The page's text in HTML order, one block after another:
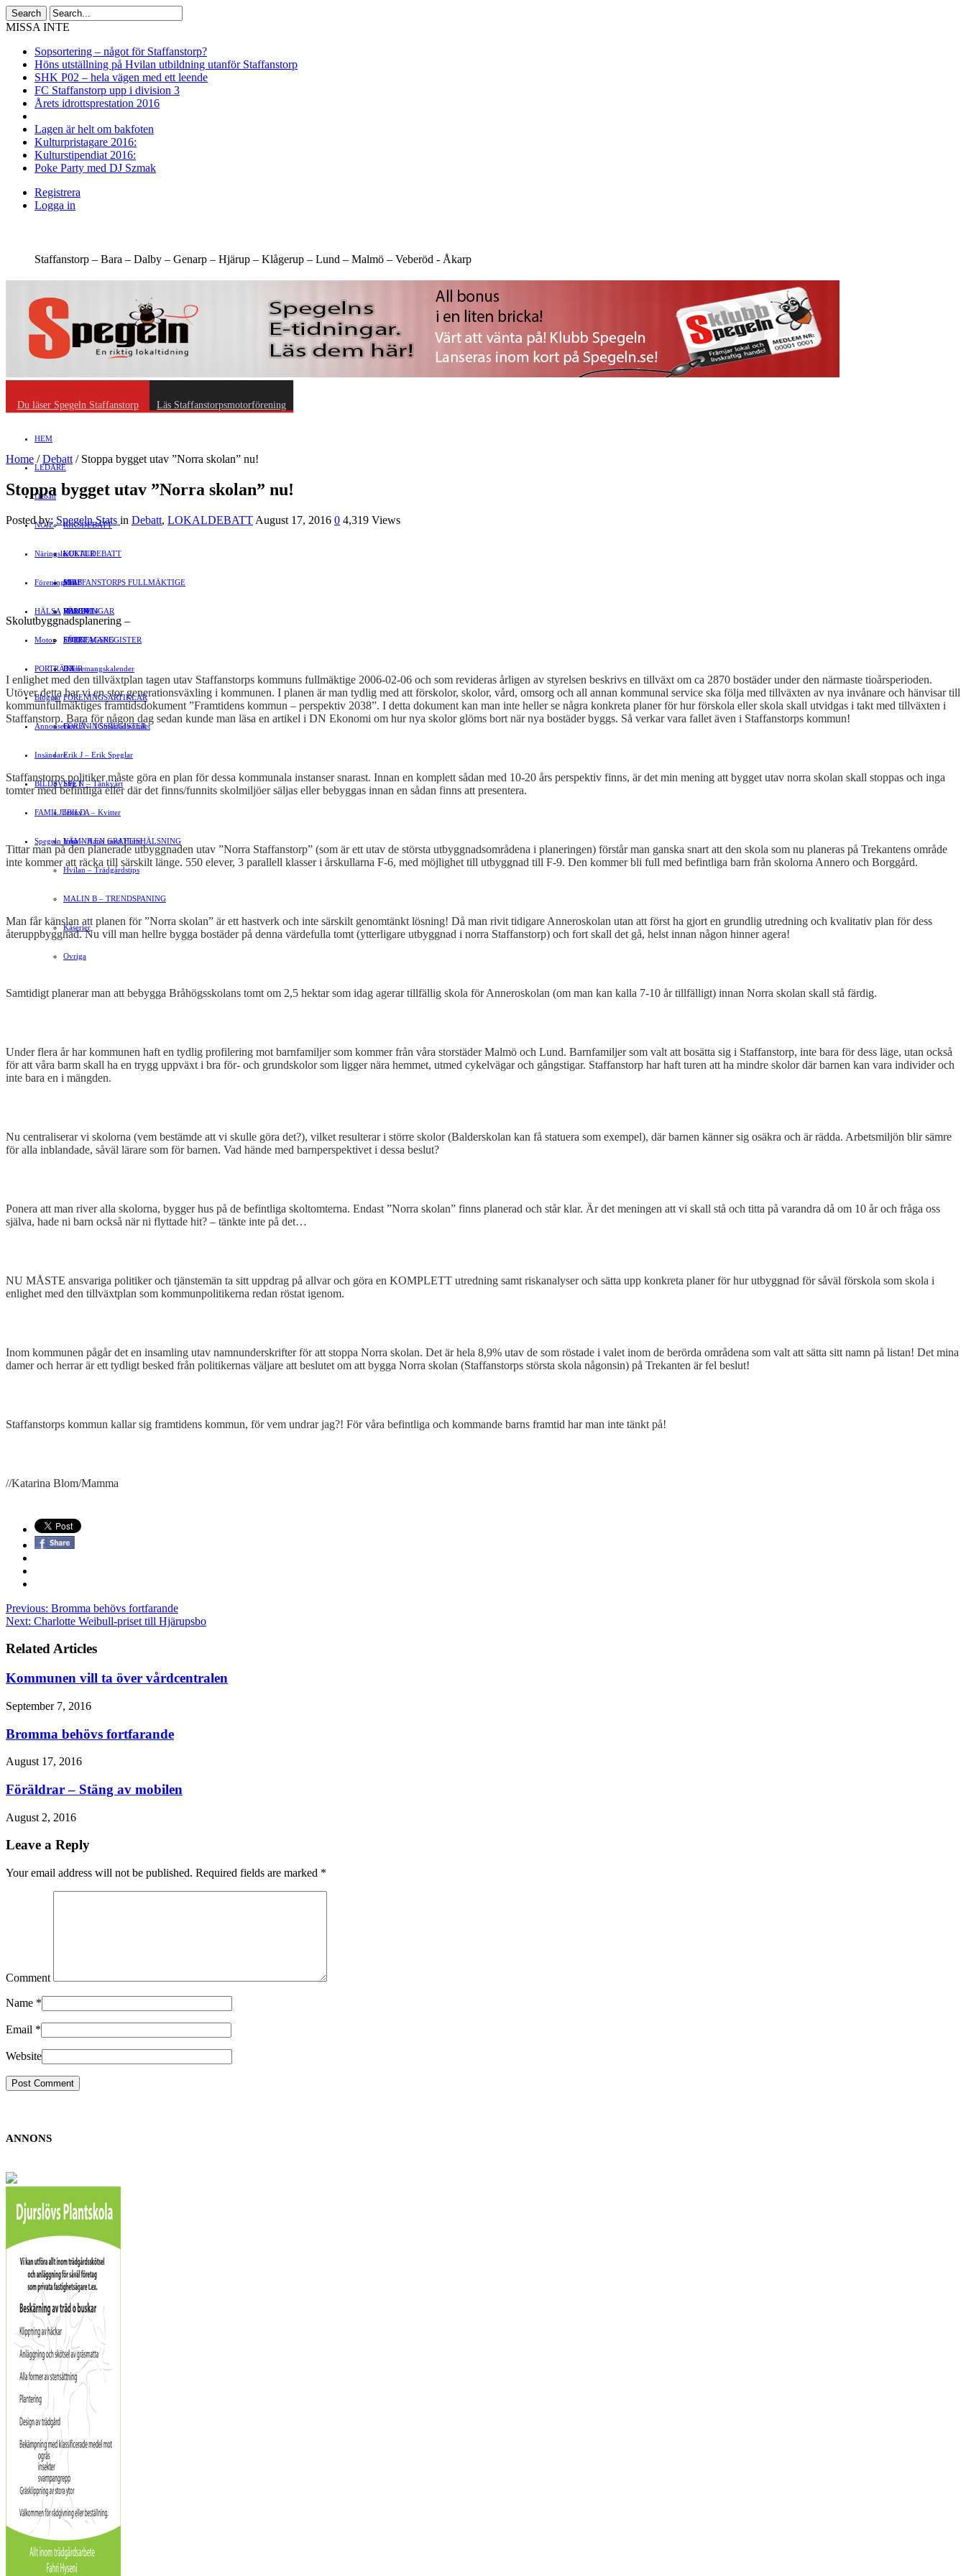
MISSA INTE
Sopsortering – något för Staffanstorp?
Höns utställning på Hvilan utbildning utanför Staffanstorp
SHK P02 – hela vägen med ett leende
FC Staffanstorp upp i division 3
Årets idrottsprestation 2016
Lagen är helt om bakfoten
Kulturpristagare 2016:
Kulturstipendiat 2016:
Poke Party med DJ Szmak
Registrera
Logga in
Staffanstorp – Bara – Dalby – Genarp – Hjärup – Klågerup – Lund – Malmö – Veberöd - Åkarp
Du läser Spegeln Staffanstorp Läs Staffanstorpsmotorförening
HEM
LEDARE
Debatt
RIKSDEBATT
LOKALDEBATT
STAFFANSTORPS FULLMÄKTIGE
VAL 2014
NÖJE
KULTUR
Mat
RESOR
EVENEMANG
Evenemangskalender
Näringsliv
JOBB
HANDEL
FÖRETAGSREGISTER
Föreningsliv
FÖRENINGAR
SPORT
DJUR
FÖRENINGSARTIKLAR
FÖRENINGSREGISTER
HÄLSA
Motor
PORTRÄTT
Bloggar
Gert Å – I Småstadsvimlet
Erik J – Erik Speglar
Stig N – Tänkvärt
Jenny A – Kvitter
Yrsa – Hand med Hund
Hvilan – Trädgårdstips
MALIN B – TRENDSPANING
Kåserier
Ovriga
Annonsera
Insändare
BILDSVEPET
FAMILJEBILD
LÄMNA EN GRATTISHÄLSNING
Spegeln Info
Home /Debatt / Stoppa bygget utav ”Norra skolan” nu!
Stoppa bygget utav ”Norra skolan” nu!
Posted by: Spegeln Stats in Debatt, LOKALDEBATT August 17, 2016 0 4,319 Views
Skolutbyggnadsplanering –
I enlighet med den tillväxtplan tagen utav Staffanstorps kommuns fullmäktige 2006-02-06 och som revideras årligen av styrelsen beskrivs en tillväxt om ca 2870 bostäder under den närmaste tioårsperioden.
Utöver detta har vienstor generationsväxling i kommunen. I planen är man tydlig med att förskolor, skolor, vård, omsorg och all annan kommunal service ska följa med tillväxten av nya invånare och hänvisar till
kommunfullmäktiges framtidsdokument ”Framtidens kommun – perspektiv 2038”. I detta dokument kan man inte heller se några konkreta planer för hur förskola eller skola skall utvidgas i takt med tillväxten i
Staffanstorp. Bara för någon dag sedan kunde man läsa en artikel i DN Ekonomi om hur nya skolor glöms bort när nya bostäder byggs. Så verkar vara fallet även i Staffanstorps kommun!
Staffanstorps politiker måste göra en plan för dessa kommunala instanser snarast. Innan en komplett sådan med 10-20 års perspektiv finns, är det min mening att bygget utav norra skolan skall stoppas och inga
tomter med befintliga eller där det finns/funnits skolmiljöer säljas eller bebyggas innan en sådan finns att presentera.
Tittar man på den planerade utbyggnaden utav ”Norra Staffanstorp” (som är ett utav de största utbyggnadsområdena i planeringen) förstår man ganska snart att den skola som nu planeras på Trekantens område
inte kommer att räcka till särskilt länge. 550 elever, 3 parallell klasser i årskullarna F-6, med möjlighet till utbyggnad till F-9. Den kommer bli full med befintliga barn från skolorna Annero och Borggård.
Man får känslan att planen för ”Norra skolan” är ett hastverk och inte särskilt genomtänkt lösning! Då man rivit tidigare Anneroskolan utan att först ha gjort en grundlig utredning och kvalitativ plan för dess
återuppbyggnad. Nu vill man hellre bygga bostäder på denna värdefulla tomt (ytterligare utbyggnad i norra Staffanstorp) och fort skall det gå, helst innan någon hinner agera!
Samtidigt planerar man att bebygga Bråhögsskolans tomt om 2,5 hektar som idag agerar tillfällig skola för Anneroskolan (om man kan kalla 7-10 år tillfälligt) innan Norra skolan skall stå färdig.
Under flera år har kommunen haft en tydlig profilering mot barnfamiljer som kommer från våra storstäder Malmö och Lund. Barnfamiljer som valt att bosätta sig i Staffanstorp, inte bara för dess läge, utan också
för att våra barm skall ha en trygg uppväxt i bra för- och grundskolor som ligger nära hemmet, utmed cykelvägar och gångstigar. Staffanstorp har haft turen att ha mindre skolor där barnen kan vara individer och
inte bara en i mängden.
Nu centraliserar vi skolorna (vem bestämde att vi skulle göra det?), vilket resulterar i större skolor (Balderskolan kan få statuera som exempel), där barnen känner sig osäkra och är rädda. Arbetsmiljön blir sämre
för alla inblandade, såväl lärare som för barnen. Vad hände med barnperspektivet i dessa beslut?
Ponera att man river alla skolorna, bygger hus på de befintliga skoltomterna. Endast ”Norra skolan” finns planerad och står klar. Är det meningen att vi skall stå och titta på varandra då om 10 år och fråga oss
själva, hade ni barn också när ni flyttade hit? – tänkte inte på det…
NU MÅSTE ansvariga politiker och tjänstemän ta sitt uppdrag på allvar och göra en KOMPLETT utredning samt riskanalyser och sätta upp konkreta planer för hur utbyggnad för såväl förskola som skola i
enlighet med den tillväxtplan som kommunpolitikerna redan röstat igenom.
Inom kommunen pågår det en insamling utav namnunderskrifter för att stoppa Norra skolan. Det är hela 8,9% utav de som röstade i valet inom de berörda områdena som valt att sätta sitt namn på listan! Det mina
damer och herrar är ett tydligt besked från politikernas väljare att beslutet om att bygga Norra skolan (Staffanstorps största skola någonsin) på Trekanten är fel beslut!
Staffanstorps kommun kallar sig framtidens kommun, för vem undrar jag?! För våra befintliga och kommande barns framtid har man inte tänkt på!
//Katarina Blom/Mamma
Previous: Bromma behövs fortfarande
Next: Charlotte Weibull-priset till Hjärupsbo
Related Articles
Kommunen vill ta över vårdcentralen
September 7, 2016
Bromma behövs fortfarande
August 17, 2016
Föräldrar – Stäng av mobilen
August 2, 2016
Leave a Reply
Your email address will not be published. Required fields are marked *
Comment
Name *
Email *
Website
ANNONS